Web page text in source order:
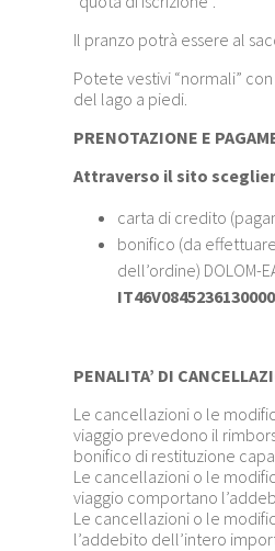
Il pranzo potrà essere al
Potete vestivi “normali”
del lago a piedi.
PRENOTAZIONE E
Attraverso il sito
carta di credito
bonifico (da
dell’ordine) DOLOM-
PENALITA’ DI
Le cancellazioni o le
viaggio prevedono il
bonifico di restituzione
Le cancellazioni o le
viaggio comportano
Le cancellazioni o le
l’addebito dell’intero